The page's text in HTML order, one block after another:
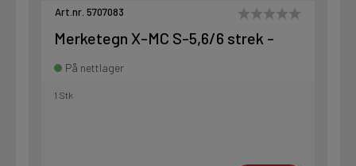
Art.nr. 5707083
Merketegn X-MC S-5,6/6 strek -
På nettlager
1 Stk